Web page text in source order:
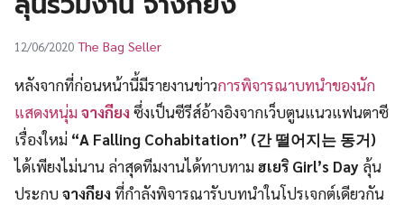
12/06/2020 The Bag Seller
หลังจากที่ก่อนหน้านี้มีรายงานข่าวการพิจารณาบทนำของนัก
แสดงหนุ่ม จางกียงซึ่งเป็นซีรีส์อ้างอิงจากเว็บตูนแนวแฟนตาซี
เรื่องใหม่ “A Falling Cohabitation” (간 떨어지는 동거)
ได้เพียงไม่นาน ล่าสุดทีมงานได้ทาบทามฮเยริ Girl’s Day ลุ้น
ประกบจางกียงที่กำลังพิจารณารับบทนำในโปรเจกต์เดียวกัน